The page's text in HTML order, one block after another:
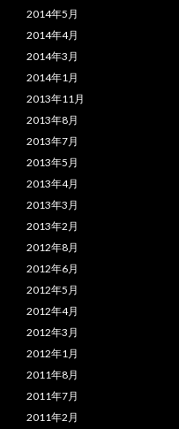
2014年5月
2014年4月
2014年3月
2014年1月
2013年11月
2013年8月
2013年7月
2013年5月
2013年4月
2013年3月
2013年2月
2012年8月
2012年6月
2012年5月
2012年4月
2012年3月
2012年1月
2011年8月
2011年7月
2011年2月